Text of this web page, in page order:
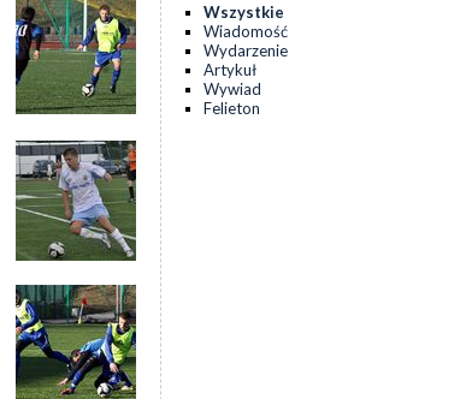
Wszystkie
Wiadomość
Wydarzenie
Artykuł
Wywiad
Felieton